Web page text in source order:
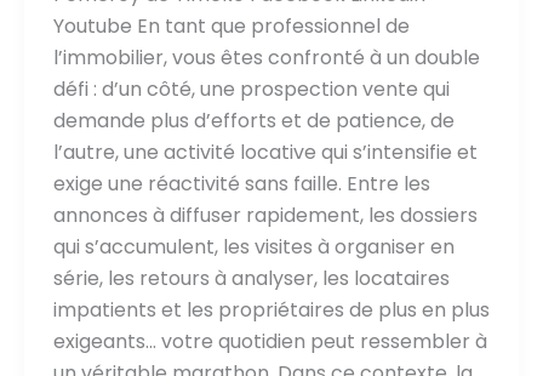
Youtube En tant que professionnel de
l’immobilier, vous êtes confronté à un double
défi : d’un côté, une prospection vente qui
demande plus d’efforts et de patience, de
l’autre, une activité locative qui s’intensifie et
exige une réactivité sans faille. Entre les
annonces à diffuser rapidement, les dossiers
qui s’accumulent, les visites à organiser en
série, les retours à analyser, les locataires
impatients et les propriétaires de plus en plus
exigeants… votre quotidien peut ressembler à